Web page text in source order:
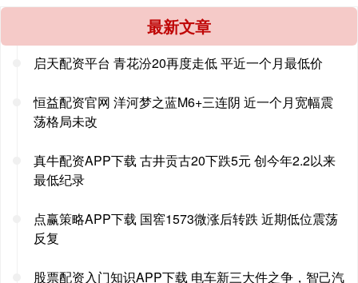
最新文章
启天配资平台 青花汾20再度走低 平近一个月最低价
恒益配资官网 洋河梦之蓝M6+三连阴 近一个月宽幅震
荡格局未改
真牛配资APP下载 古井贡古20下跌5元 创今年2.2以来
最低纪录
点赢策略APP下载 国窖1573微涨后转跌 近期低位震荡
反复
股票配资入门知识APP下载 电车新三大件之争，智己汽